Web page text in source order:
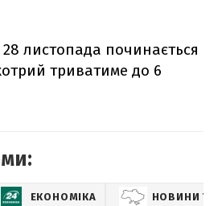
листопада починається
триватиме до 6
ЕКОНОМІКА НОВИНИ